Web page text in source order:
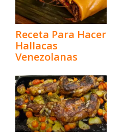
Receta Para Hacer
Hallacas
Venezolanas